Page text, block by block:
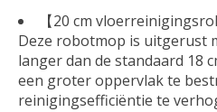
【20 cm
Deze robotmop is uitgerust
langer dan de standaard 18
een groter oppervlak te
reinigingsefficiëntie te